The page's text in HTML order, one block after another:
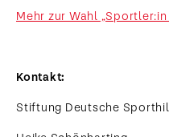
Mehr zur Wahl
Kontakt:
Stiftung Deutsche